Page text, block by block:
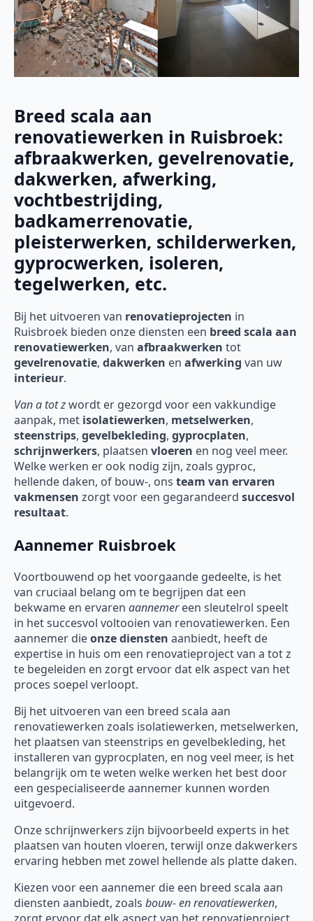
Breed scala aan
renovatiewerken in Ruisbroek:
afbraakwerken, gevelrenovatie,
dakwerken, afwerking,
vochtbestrijding,
badkamerrenovatie,
pleisterwerken, schilderwerken,
gyprocwerken, isoleren,
tegelwerken, etc.
Bij het uitvoeren van renovatieprojecten in
Ruisbroek bieden onze diensten een breed scala aan
renovatiewerken, van afbraakwerken tot
gevelrenovatie, dakwerken en afwerking van uw
interieur.
Van a tot zwordt er gezorgd voor een vakkundige
aanpak, met isolatiewerken, metselwerken,
steenstrips, gevelbekleding, gyprocplaten,
schrijnwerkers, plaatsen vloeren en nog veel meer.
Welke werken er ook nodig zijn, zoals gyproc,
hellende daken, of bouw-, ons team van ervaren
vakmensen zorgt voor een gegarandeerd succesvol
resultaat.
Aannemer Ruisbroek
Voortbouwend op het voorgaande gedeelte, is het
van cruciaal belang om te begrijpen dat een
bekwame en ervaren aannemereen sleutelrol speelt
in het succesvol voltooien van renovatiewerken. Een
aannemer dieonze diensten aanbiedt, heeft de
expertise in huis om een renovatieproject van a tot z
te begeleiden en zorgt ervoor dat elk aspect van het
proces soepel verloopt.
Bij het uitvoeren van een breed scala aan
renovatiewerken zoals isolatiewerken, metselwerken,
het plaatsen van steenstrips en gevelbekleding, het
installeren van gyprocplaten, en nog veel meer, is het
belangrijk om te weten welke werken het best door
een gespecialiseerde aannemer kunnen worden
uitgevoerd.
Onze schrijnwerkers zijn bijvoorbeeld experts in het
plaatsen van houten vloeren, terwijl onze dakwerkers
ervaring hebben met zowel hellende als platte daken.
Kiezen voor een aannemer die een breed scala aan
diensten aanbiedt, zoals bouw- en renovatiewerken,